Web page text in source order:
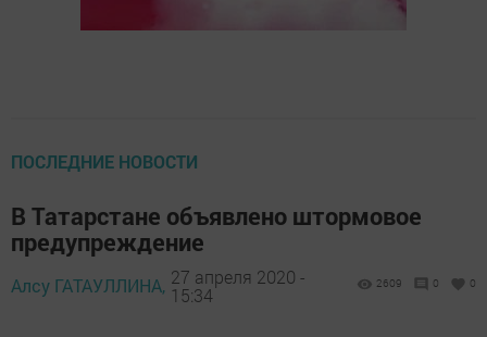
ПОСЛЕДНИЕ НОВОСТИ
В Татарстане объявлено штормовое
предупреждение
Алсу ГАТАУЛЛИНА, 27 апреля 2020 -
15:34
2609 0 0